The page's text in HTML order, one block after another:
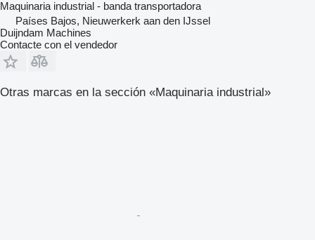
Maquinaria industrial - banda transportadora
Países Bajos, Nieuwerkerk aan den IJssel
Duijndam Machines
Contacte con el vendedor
Otras marcas en la sección «Maquinaria industrial»